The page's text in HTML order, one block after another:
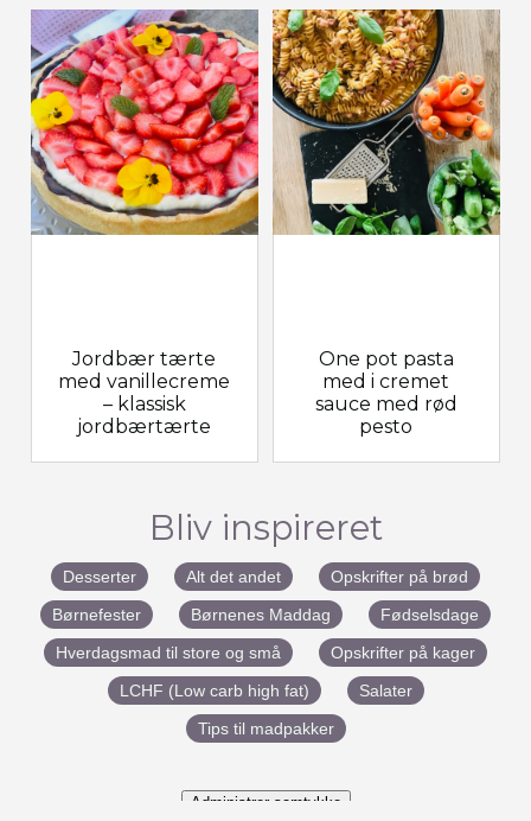
Jordbær tærte
med vanillecreme
– klassisk
jordbærtærte
One pot pasta
med i cremet
sauce med rød
pesto
Bliv inspireret
Desserter Alt det andet
Opskrifter på brød
Børnefester
Børnenes Maddag
Fødselsdage
Hverdagsmad til store og små
Opskrifter på kager
LCHF (Low carb high fat)
Salater
Tips til madpakker
Administrer samtykke